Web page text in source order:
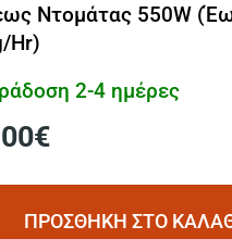
Ντομάτας 550W
Hr)
2-4 ημέρες
€
ΠΡΟΣΘΗΚΗ ΣΤΟ